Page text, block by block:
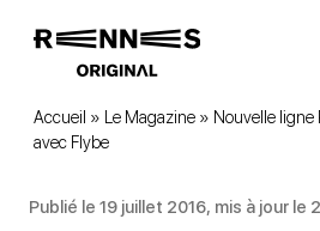
Accueil » Le Magazine » Nouvelle
avec Flybe
Publié le 19 juillet 2016, mis à jour